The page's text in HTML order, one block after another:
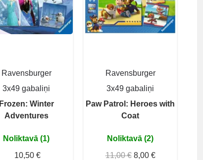
Ravensburger
3x49 gabaliņi
Frozen: Winter
Adventures
Noliktavā (1)
10,50 €
Ravensburger
3x49 gabaliņi
Paw Patrol: Heroes with
Coat
Noliktavā (2)
11,00 € 8,00 €